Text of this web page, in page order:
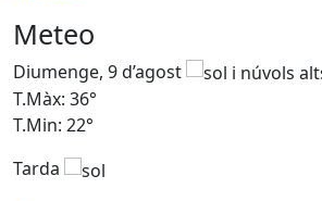
Meteo
Diumenge, 9 d’agost
T.Màx: 36°
T.Min: 22°
Tarda